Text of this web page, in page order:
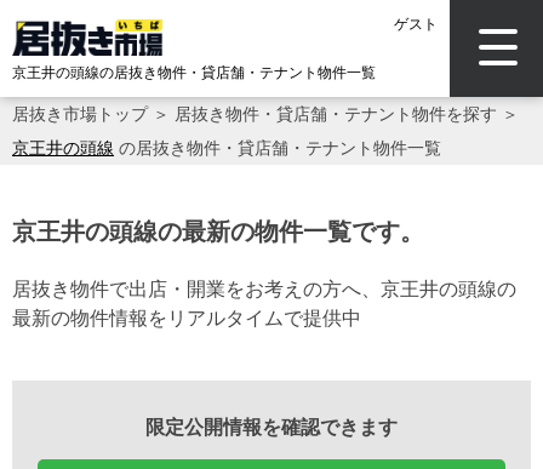
ゲスト
京王井の頭線の居抜き物件・貸店舗・テナント物件一覧
居抜き市場トップ＞ 居抜き物件・貸店舗・テナント物件を探す ＞
京王井の頭線 の居抜き物件・貸店舗・テナント物件一覧
京王井の頭線の最新の物件一覧です。
居抜き物件で出店・開業をお考えの方へ、京王井の頭線の
最新の物件情報をリアルタイムで提供中
限定公開情報を確認できます